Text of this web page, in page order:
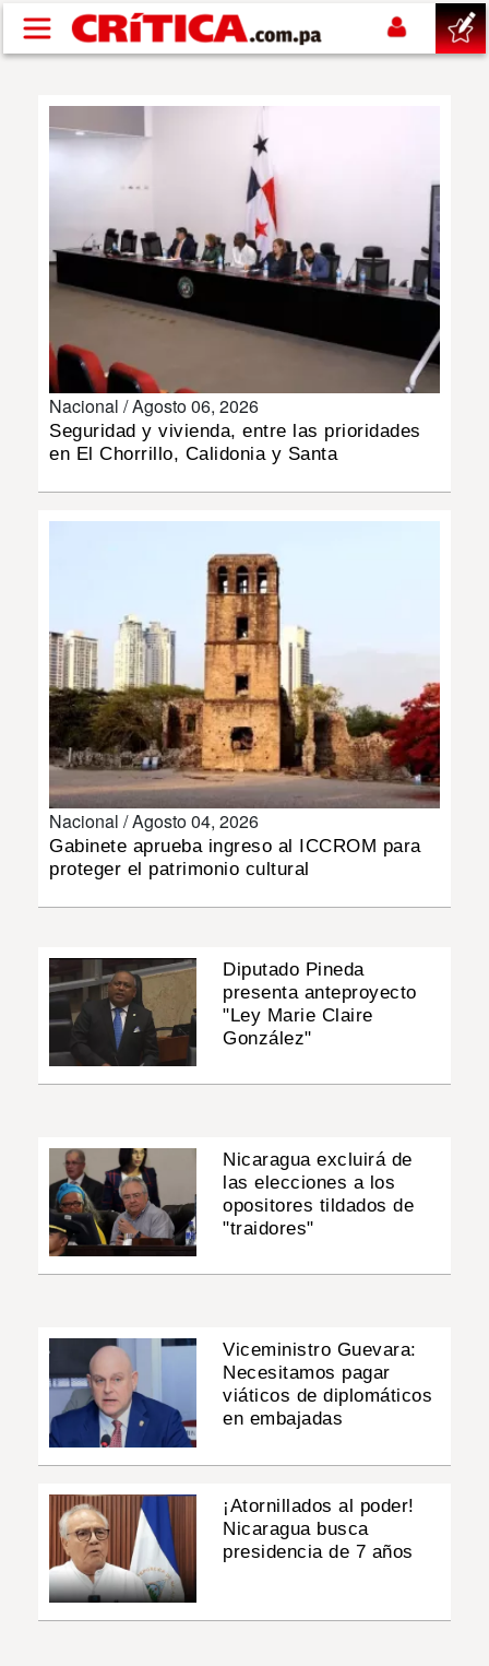
Pasar al contenido principal
POLÍTICA
SHOW
DEPORTES
IMPRESO
Nacional /Agosto 06, 2026
Seguridad y vivienda, entre las prioridades
en El Chorrillo, Calidonia y Santa
Nacional /Agosto 04, 2026
Gabinete aprueba ingreso al ICCROM para
proteger el patrimonio cultural
Diputado Pineda
presenta anteproyecto
"Ley Marie Claire
González"
Nicaragua excluirá de
las elecciones a los
opositores tildados de
"traidores"
Viceministro Guevara:
Necesitamos pagar
viáticos de diplomáticos
en embajadas
¡Atornillados al poder!
Nicaragua busca
presidencia de 7 años